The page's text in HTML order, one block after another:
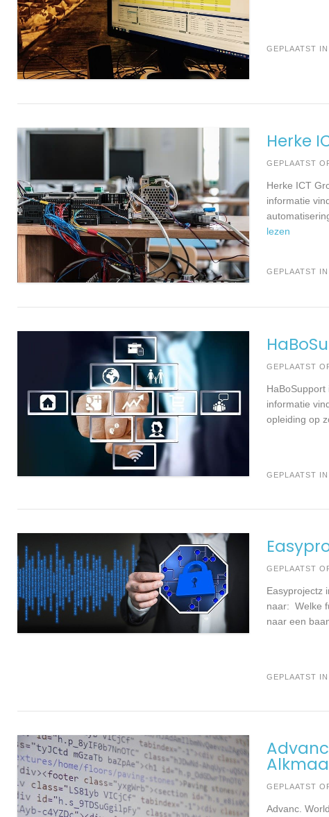
GEPLAATST
Herke
GEPLAATST
Herke ICT
informatie
lezen
GEPLAATST
GEPLAATST
informatie
opleiding op
GEPLAATST
GEPLAATST
Easyprojectz
naar: Welke
naar een
GEPLAATST
GEPLAATST
Advanc.